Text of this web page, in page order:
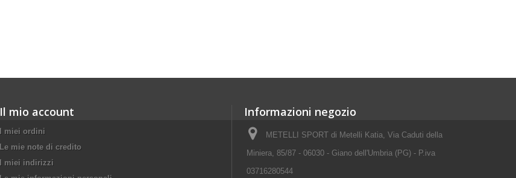
Il mio account
I miei ordini
Le mie note di credito
I miei indirizzi
Informazioni negozio
METELLI SPORT di Metelli Katia, Via Caduti della
Miniera, 85/87 - 06030 - Giano dell'Umbria (PG) - P.iva
03716280544